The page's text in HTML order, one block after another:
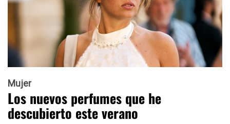
Mujer
Los nuevos perfumes que he
descubierto este verano